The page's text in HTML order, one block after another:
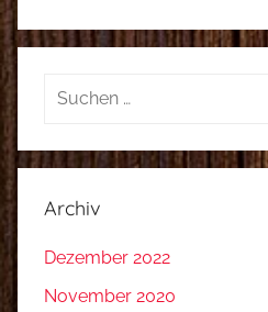
Suchen
Archiv
Dezember 2022
November 2020